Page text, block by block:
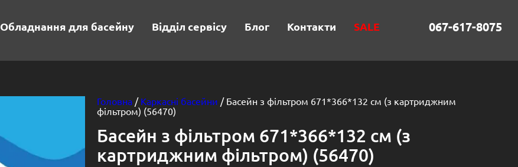
Обладнання для басейну Відділ сервісу Блог Контакти SALE 067-617-8075
Головна / Каркасні басейни / Басейн з фільтром 671*366*132 см (з картриджним
фільтром) (56470)
Басейн з фільтром 671*366*132 см (з
картриджним фільтром) (56470)